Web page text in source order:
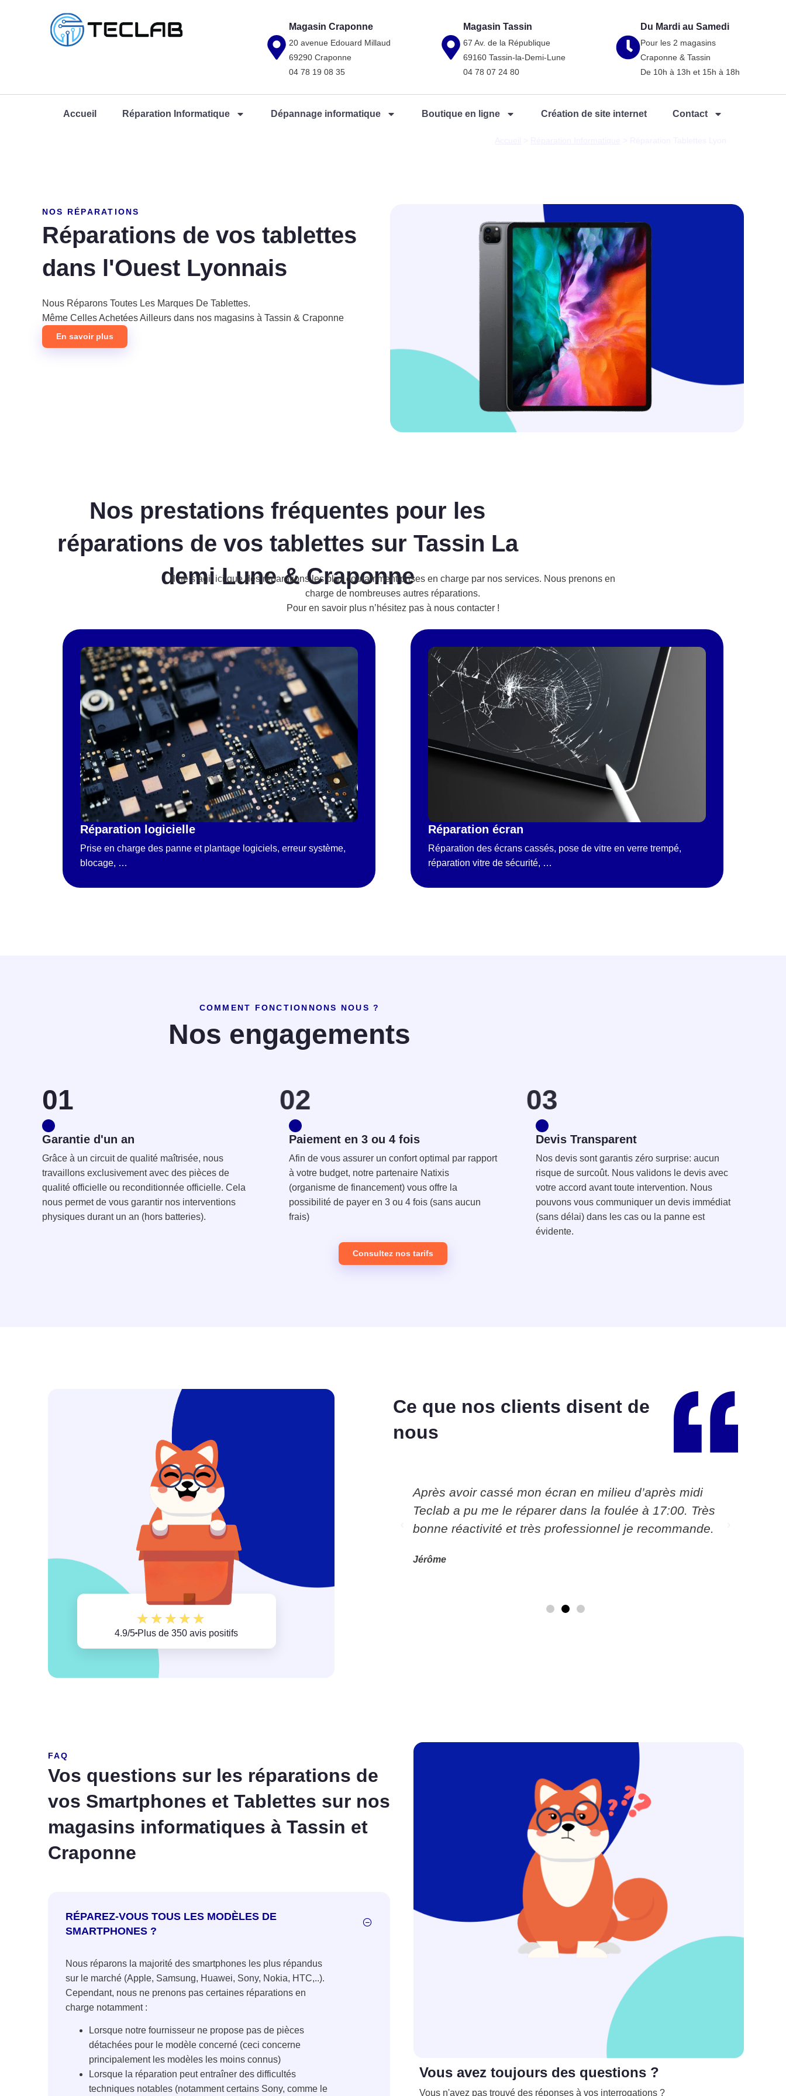
Magasin Craponne
20 avenue Edouard Millaud
69290 Craponne
04 78 19 08 35
Magasin Tassin
67 Av. de la République
69160 Tassin-la-Demi-Lune
04 78 07 24 80
Du Mardi au Samedi
Pour les 2 magasins
Craponne & Tassin
De 10h à 13h et 15h à 18h
Accueil Réparation Informatique Dépannage informatique Boutique en ligne Création de site internet Contact
NOS RÉPARATIONS
Réparations de vos tablettes
dans l'Ouest Lyonnais
Nous Réparons Toutes Les Marques De Tablettes.
Même Celles Achetées Ailleurs dans nos magasins à Tassin & Craponne
En savoir plus
Nos prestations fréquentes pour les
réparations de vos tablettes sur Tassin La
demi Lune & Craponne
Il ne s’agit ici que des réparations les plus couramment prises en charge par nos services. Nous prenons en
charge de nombreuses autres réparations.
Pour en savoir plus n’hésitez pas à nous contacter !
Réparation logicielle
Prise en charge des panne et plantage logiciels, erreur système,
blocage, …
Réparation écran
Réparation des écrans cassés, pose de vitre en verre trempé,
réparation vitre de sécurité, …
COMMENT FONCTIONNONS NOUS ?
Nos engagements
01
Garantie d'un an
Grâce à un circuit de qualité maîtrisée, nous
travaillons exclusivement avec des pièces de
qualité officielle ou reconditionnée officielle. Cela
nous permet de vous garantir nos interventions
physiques durant un an (hors batteries).
02
Paiement en 3 ou 4 fois
Afin de vous assurer un confort optimal par rapport
à votre budget, notre partenaire Natixis
(organisme de financement) vous offre la
possibilité de payer en 3 ou 4 fois (sans aucun
frais)
03
Devis Transparent
Nos devis sont garantis zéro surprise: aucun
risque de surcoût. Nous validons le devis avec
votre accord avant toute intervention. Nous
pouvons vous communiquer un devis immédiat
(sans délai) dans les cas ou la panne est
évidente.
Consultez nos tarifs
★ ★ ★ ★ ★
4.9/5 Plus de 350 avis positifs
Ce que nos clients disent de
nous
Merci Teclab ! Vous m’avez sauvé ma journée de
travail. Vous avez résolu le problème en quelques
temps et avec gentillesse. JE RECOMMANDE TRÈS
FORTEMENT !
Margaux
Après avoir cassé mon écran en milieu d’après midi
Teclab a pu me le réparer dans la foulée à 17:00. Très
bonne réactivité et très professionnel je recommande.
Jérôme
Vous avez toujours des questions ?
Vous n'avez pas trouvé des réponses à vos interrogations ?
FAQ
Vos questions sur les réparations de
vos Smartphones et Tablettes sur nos
magasins informatiques à Tassin et
Craponne
RÉPAREZ-VOUS TOUS LES MODÈLES DE
SMARTPHONES ?
Nous réparons la majorité des smartphones les plus répandus
sur le marché (Apple, Samsung, Huawei, Sony, Nokia, HTC,..).
Cependant, nous ne prenons pas certaines réparations en
charge notamment :
Lorsque notre fournisseur ne propose pas de pièces
détachées pour le modèle concerné (ceci concerne
principalement les modèles les moins connus)
Lorsque la réparation peut entraîner des difficultés
techniques notables (notamment certains Sony, comme le